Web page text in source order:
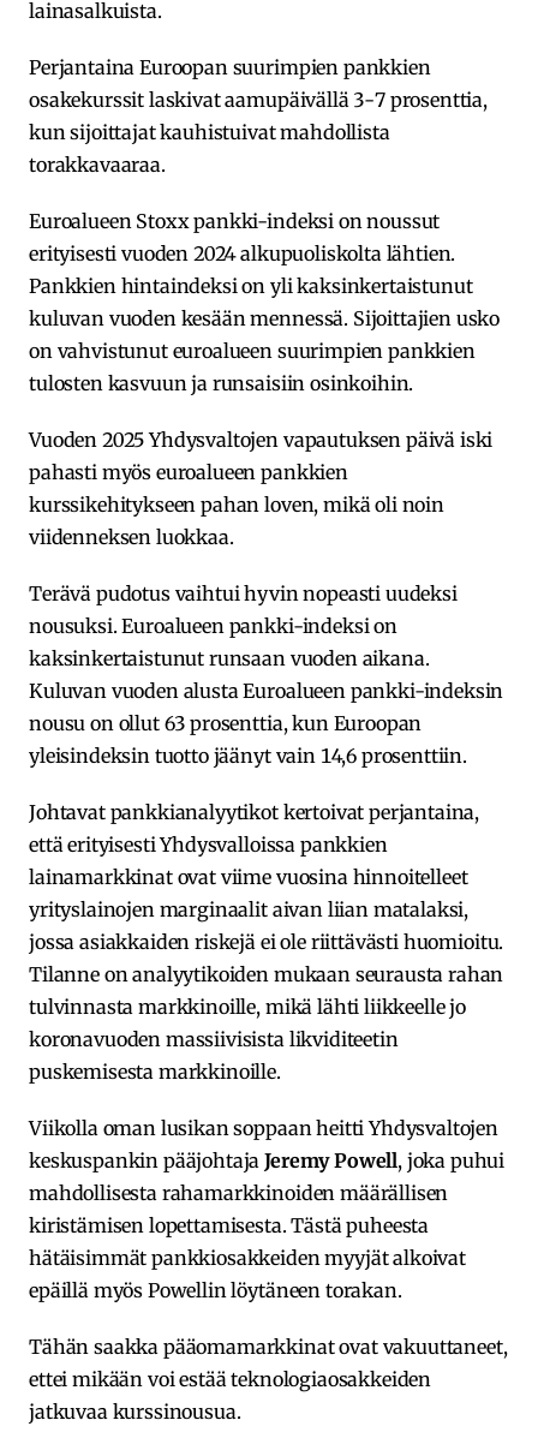
lainasalkuista.
Perjantaina Euroopan suurimpien pankkien
osakekurssit laskivat aamupäivällä 3-7 prosenttia,
kun sijoittajat kauhistuivat mahdollista
torakkavaaraa.
Euroalueen Stoxx pankki-indeksi on noussut
erityisesti vuoden 2024 alkupuoliskolta lähtien.
Pankkien hintaindeksi on yli kaksinkertaistunut
kuluvan vuoden kesään mennessä. Sijoittajien usko
on vahvistunut euroalueen suurimpien pankkien
tulosten kasvuun ja runsaisiin osinkoihin.
Vuoden 2025 Yhdysvaltojen vapautuksen päivä iski
pahasti myös euroalueen pankkien
kurssikehitykseen pahan loven, mikä oli noin
viidenneksen luokkaa.
Terävä pudotus vaihtui hyvin nopeasti uudeksi
nousuksi. Euroalueen pankki-indeksi on
kaksinkertaistunut runsaan vuoden aikana.
Kuluvan vuoden alusta Euroalueen pankki-indeksin
nousu on ollut 63 prosenttia, kun Euroopan
yleisindeksin tuotto jäänyt vain 14,6 prosenttiin.
Johtavat pankkianalyytikot kertoivat perjantaina,
että erityisesti Yhdysvalloissa pankkien
lainamarkkinat ovat viime vuosina hinnoitelleet
yrityslainojen marginaalit aivan liian matalaksi,
jossa asiakkaiden riskejä ei ole riittävästi huomioitu.
Tilanne on analyytikoiden mukaan seurausta rahan
tulvinnasta markkinoille, mikä lähti liikkeelle jo
koronavuoden massiivisista likviditeetin
puskemisesta markkinoille.
Viikolla oman lusikan soppaan heitti Yhdysvaltojen
keskuspankin pääjohtajaJeremy Powell, joka puhui
mahdollisesta rahamarkkinoiden määrällisen
kiristämisen lopettamisesta. Tästä puheesta
hätäisimmät pankkiosakkeiden myyjät alkoivat
epäillä myös Powellin löytäneen torakan.
Tähän saakka pääomamarkkinat ovat vakuuttaneet,
ettei mikään voi estää teknologiaosakkeiden
jatkuvaa kurssinousua.